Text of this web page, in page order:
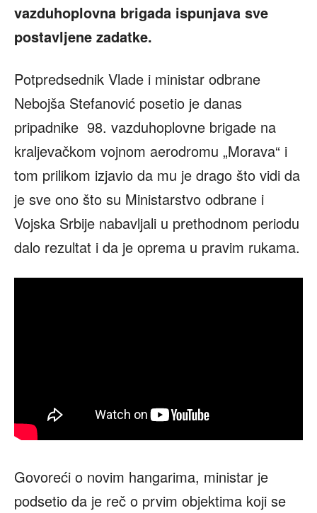
vazduhoplovna brigada ispunjava sve
postavljene zadatke.
Potpredsednik Vlade i ministar odbrane
Nebojša Stefanović posetio je danas
pripadnike 98. vazduhoplovne brigade na
kraljevačkom vojnom aerodromu „Morava“ i
tom prilikom izjavio da mu je drago što vidi da
je sve ono što su Ministarstvo odbrane i
Vojska Srbije nabavljali u prethodnom periodu
dalo rezultat i da je oprema u pravim rukama.
Govoreći o novim hangarima, ministar je
podsetio da je reč o prvim objektima koji se